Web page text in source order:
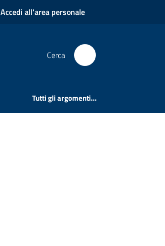
Accedi all'area personale
Cerca
Tutti gli argomenti...